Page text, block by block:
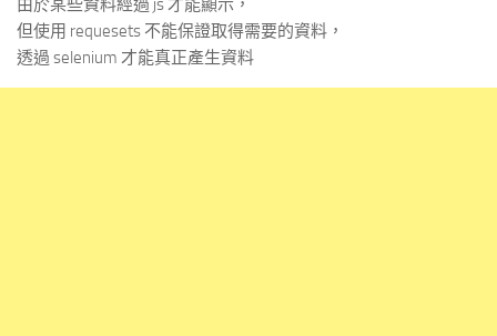
由於某些資料經過 js 才能顯示，
但使用 requesets 不能保證取得需要的資料，
透過 selenium 才能真正產生資料